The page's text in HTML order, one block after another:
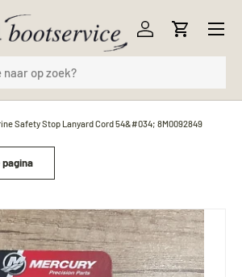
Inloggen
Menu
Safety Stop Lanyard Cord 54&#034; 8M0092849